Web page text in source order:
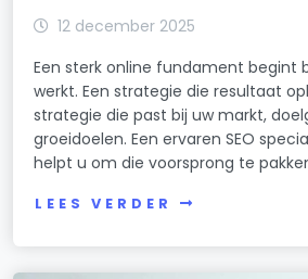
12 december 2025
Een sterk online fundament begint
werkt. Een strategie die resultaat
strategie die past bij uw markt,
groeidoelen. Een ervaren SEO
helpt u om die voorsprong te
LEES VERDER